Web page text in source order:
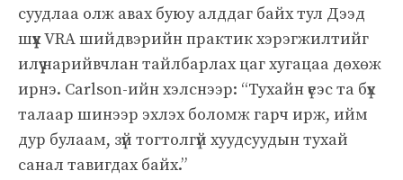
суудлаа олж авах буюу алддаг байх тул Дээд
шүүх VRA шийдвэрийн практик хэрэгжилтийг
илүү нарийвчлан тайлбарлах цаг хугацаа дөхөж
ирнэ. Carlson-ийн хэлснээр: “Тухайн үеэс та бүх
талаар шинээр эхлэх боломж гарч ирж, ийм
дур булаам, зүй тогтолгүй хуудсуудын тухай
санал тавигдах байх.”